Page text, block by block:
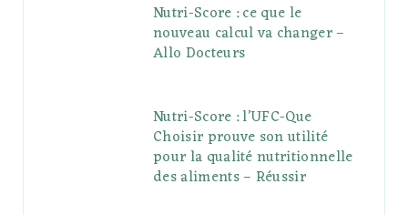
Nutri-Score : ce que le
nouveau calcul va changer –
Allo Docteurs
Nutri-Score : l’UFC-Que
Choisir prouve son utilité
pour la qualité nutritionnelle
des aliments – Réussir